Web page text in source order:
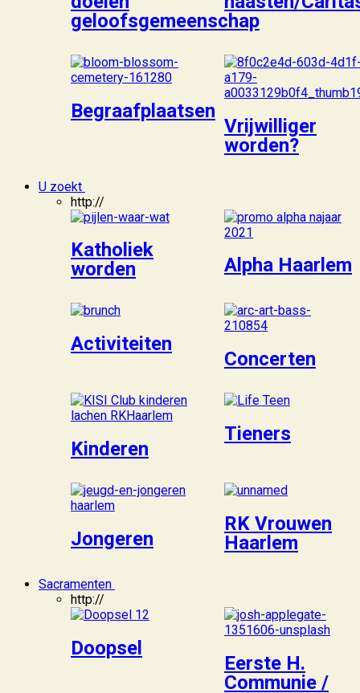
geloofsgemeenschap
Begraafplaatsen
Vrijwilliger
worden?
U zoekt
http://
Katholiek
worden
Alpha Haarlem
Activiteiten
Concerten
Kinderen
Tieners
Jongeren
RK Vrouwen
Haarlem
Sacramenten
http://
Doopsel
Eerste H.
Communie /